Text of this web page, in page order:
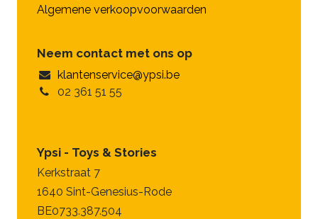
Algemene verkoopvoorwaarden
Neem contact met ons op
klantenservice@ypsi.be
02 361 51 55
Ypsi - Toys & Stories
Kerkstraat 7
1640 Sint-Genesius-Rode
BE0733.387.504